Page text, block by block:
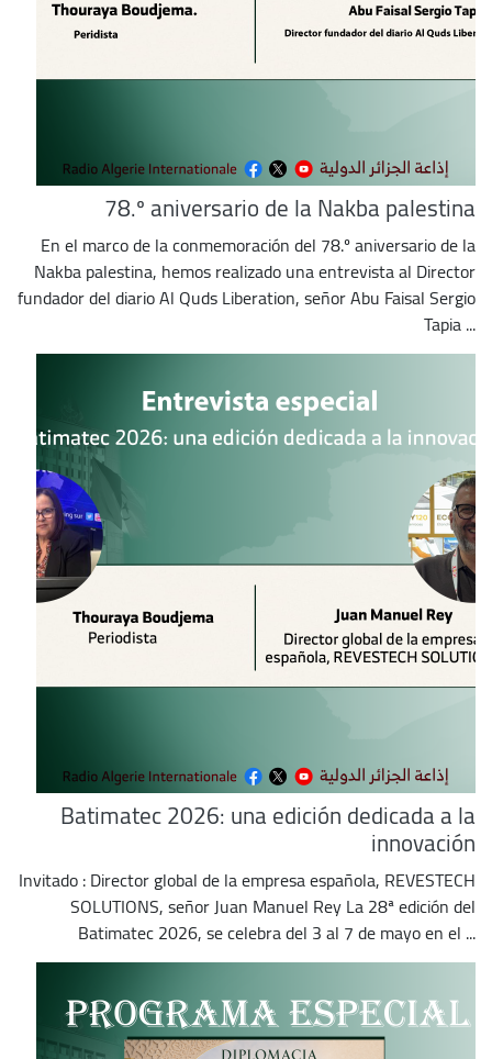
78.º aniversario de la Nakba palestina
En el marco de la conmemoración del 78.º aniversario de la
Nakba palestina, hemos realizado una entrevista al Director
fundador del diario Al Quds Liberation, señor Abu Faisal Sergio
Tapia ...
Batimatec 2026: una edición dedicada a la
innovación
Invitado : Director global de la empresa española, REVESTECH
SOLUTIONS, señor Juan Manuel Rey La 28ª edición del
Batimatec 2026, se celebra del 3 al 7 de mayo en el ...